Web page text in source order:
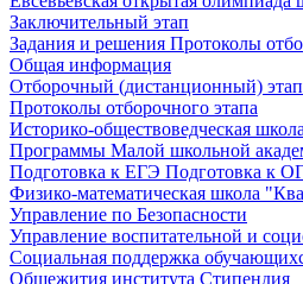
Заключительный этап
Задания и решения Протоколы
Общая информация
Отборочный (дистанционный) этап
Протоколы отборочного этапа
Историко-обществоведческая
Программы Малой школьной
Подготовка к ЕГЭ Подготовка к
Физико-математическая школа
Управление по Безопасности
Управление воспитательной и
Социальная поддержка
Общежития института Стипендия